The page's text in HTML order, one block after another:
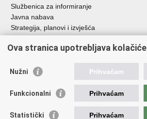
Službenica za informiranje
Javna nabava
Strategija, planovi i izvješća
Korisne poveznice
Vlada RH
ASOO
Ova stranica upotrebljava kolačiće
Nužni Prihvaćam
Funkcionalni Prihvaćam
Statistički Prihvaćam